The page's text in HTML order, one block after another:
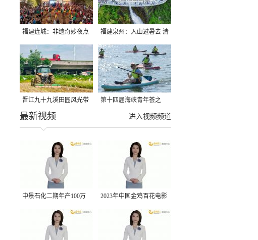
福建连城：非遗奇妙夜点
亮夏夜
福建泉州：入山避暑去 清
凉好惬意
晋江九十九溪田园风光带
千亩早稻迎来成熟收割季
第十四届海峡青年荟之
2026榕台青年大学生水上
进入视频频道
最新视频
中景石化二期年产100万
吨丙烷脱氢项目建成中交
2023年中国金鸡百花电影
节有福电影巡展31日启动